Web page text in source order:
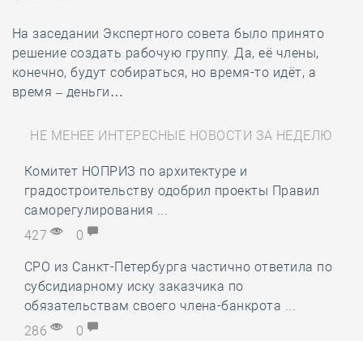
На заседании Экспертного совета было принято
решение создать рабочую группу. Да, её члены,
конечно, будут собираться, но время-то идёт, а
время – деньги…
НЕ МЕНЕЕ ИНТЕРЕСНЫЕ НОВОСТИ ЗА НЕДЕЛЮ
Комитет НОПРИЗ по архитектуре и
градостроительству одобрил проекты Правил
саморегулирования ...
427
0
СРО из Санкт-Петербурга частично ответила по
субсидиарному иску заказчика по
обязательствам своего члена-банкрота ...
286
0